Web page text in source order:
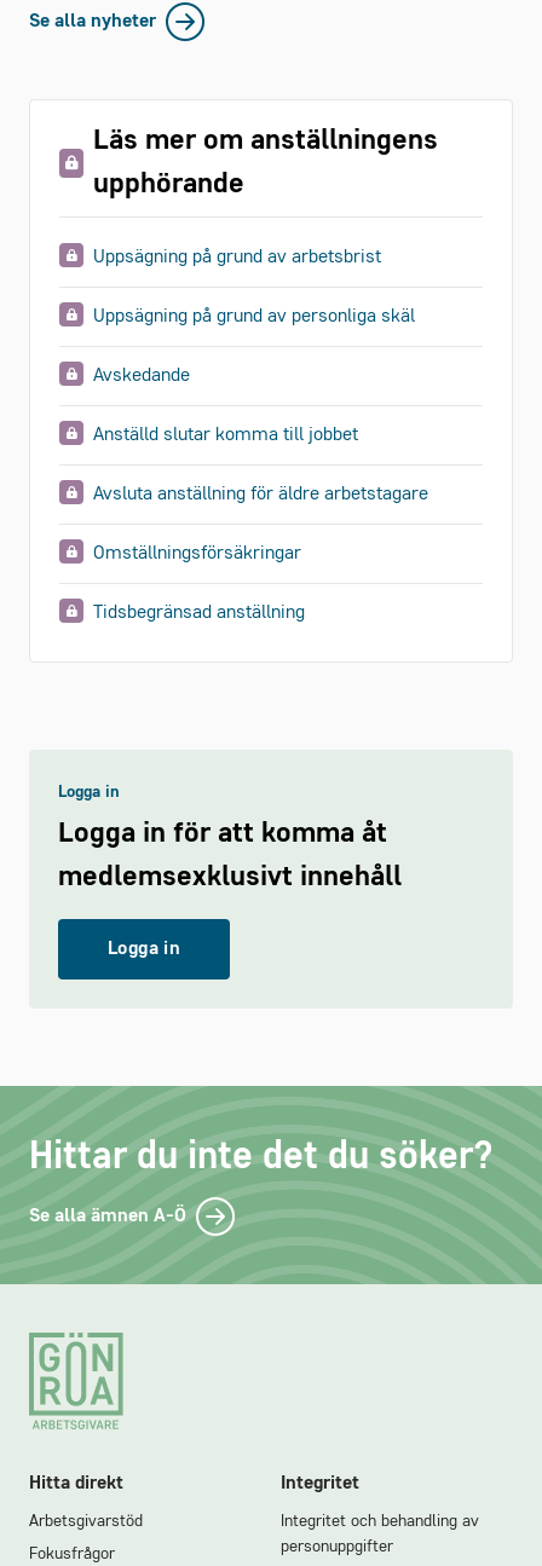
Logga in
Logga in för att komma åt
medlemsexklusivt innehåll
Logga in
Se alla nyheter
Läs mer om anställningens
upphörande
Uppsägning på grund av arbetsbrist
Uppsägning på grund av personliga skäl
Avskedande
Anställd slutar komma till jobbet
Avsluta anställning för äldre arbetstagare
Omställningsförsäkringar
Tidsbegränsad anställning
Hittar du inte det du söker?
Se alla ämnen A-Ö
Footer
Hitta direkt
Arbetsgivarstöd
Fokusfrågor
Integritet
Integritet och behandling av
personuppgifter